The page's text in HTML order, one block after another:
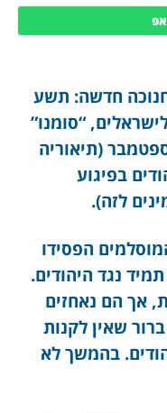
חנוכה חדשה: תשע
“סומנו”
דוד, עם המספרים 11 לספטמבר (תיאוריה
בפיגוע
לזה).
הפסידו
נגד היהודים.
אך הם נאחזים
שאין לקנות
בהמשך לא